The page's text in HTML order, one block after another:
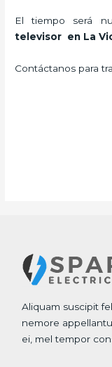
El tiempo será
televisor en La
Contáctanos para
Aliquam suscipit
nemore
ei, mel tempor